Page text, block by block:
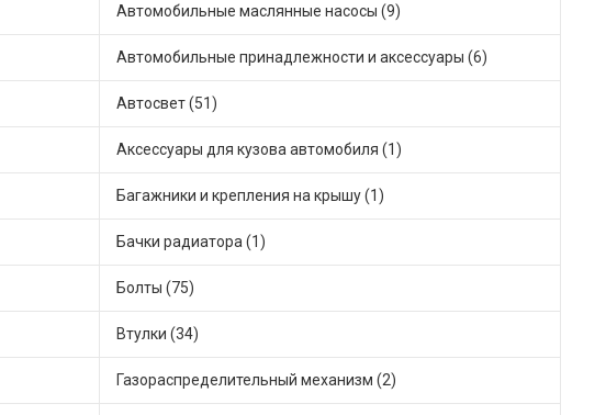
Автомобильные маслянные насосы (9)
Автомобильные принадлежности и аксессуары (6)
Автосвет (51)
Аксессуары для кузова автомобиля (1)
Багажники и крепления на крышу (1)
Бачки радиатора (1)
Болты (75)
Втулки (34)
Газораспределительный механизм (2)